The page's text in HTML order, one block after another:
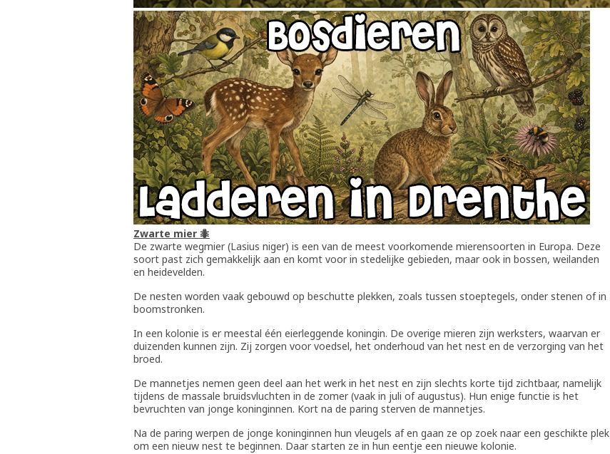
Zwarte mier 🐜
De zwarte wegmier (Lasius niger) is een van de meest voorkomende mierensoorten in Europa. Deze
soort past zich gemakkelijk aan en komt voor in stedelijke gebieden, maar ook in bossen, weilanden
en heidevelden.
De nesten worden vaak gebouwd op beschutte plekken, zoals tussen stoeptegels, onder stenen of in
boomstronken.
In een kolonie is er meestal één eierleggende koningin. De overige mieren zijn werksters, waarvan er
duizenden kunnen zijn. Zij zorgen voor voedsel, het onderhoud van het nest en de verzorging van het
broed.
De mannetjes nemen geen deel aan het werk in het nest en zijn slechts korte tijd zichtbaar, namelijk
tijdens de massale bruidsvluchten in de zomer (vaak in juli of augustus). Hun enige functie is het
bevruchten van jonge koninginnen. Kort na de paring sterven de mannetjes.
Na de paring werpen de jonge koninginnen hun vleugels af en gaan ze op zoek naar een geschikte plek
om een nieuw nest te beginnen. Daar starten ze in hun eentje een nieuwe kolonie.